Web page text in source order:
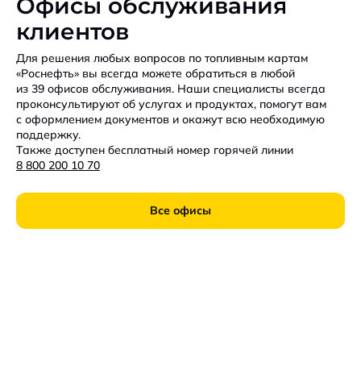
Офисы обслуживания
клиентов
Для решения любых вопросов по топливным картам
«Роснефть» вы всегда можете обратиться в любой
из 39 офисов обслуживания. Наши специалисты всегда
проконсультируют об услугах и продуктах, помогут вам
с оформлением документов и окажут всю необходимую
поддержку.
Также доступен бесплатный номер горячей линии
8 800 200 10 70
Все офисы